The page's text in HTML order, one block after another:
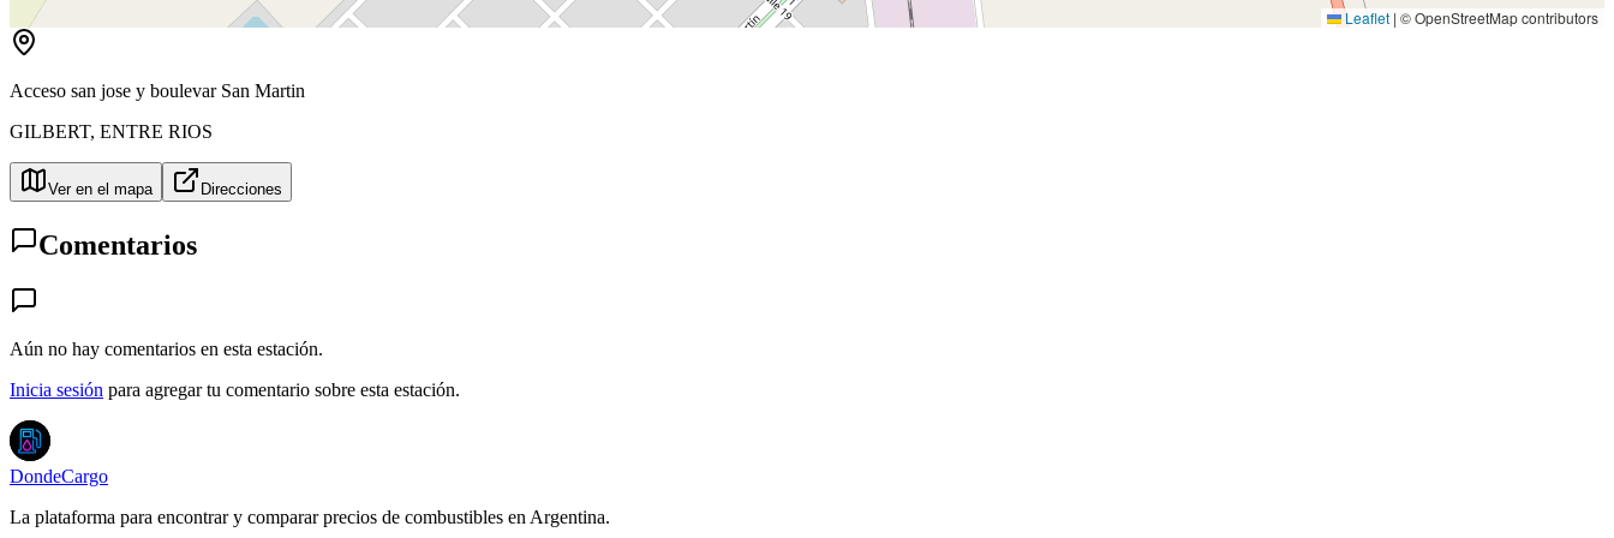
Leaflet | © OpenStreetMap contributors
Acceso san jose y boulevar San Martin
GILBERT, ENTRE RIOS
Ver en el mapa Direcciones
Comentarios
Aún no hay comentarios en esta estación.
Inicia sesión para agregar tu comentario sobre esta estación.
DondeCargo
La plataforma para encontrar y comparar precios de combustibles en Argentina.